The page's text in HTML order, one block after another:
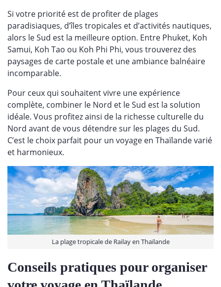
Si votre priorité est de profiter de plages
paradisiaques, d’îles tropicales et d’activités nautiques,
alors le Sud est la meilleure option. Entre Phuket, Koh
Samui, Koh Tao ou Koh Phi Phi, vous trouverez des
paysages de carte postale et une ambiance balnéaire
incomparable.
Pour ceux qui souhaitent vivre une expérience
complète, combiner le Nord et le Sud est la solution
idéale. Vous profitez ainsi de la richesse culturelle du
Nord avant de vous détendre sur les plages du Sud.
C’est le choix parfait pour un voyage en Thaïlande varié
et harmonieux.
La plage tropicale de Railay en Thaïlande
Conseils pratiques pour organiser